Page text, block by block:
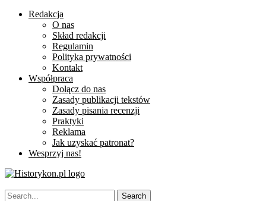
Redakcja
O nas
Skład redakcji
Regulamin
Polityka prywatności
Kontakt
Współpraca
Dołącz do nas
Zasady publikacji tekstów
Zasady pisania recenzji
Praktyki
Reklama
Jak uzyskać patronat?
Wesprzyj nas!